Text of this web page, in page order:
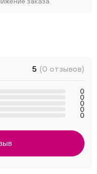
5 (0 отзывов)
0
0
0
0
0